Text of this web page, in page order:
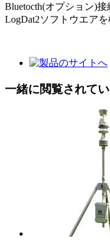
Bluetocth(オプション)
LogDat2ソフトウエアを
一緒に閲覧されて